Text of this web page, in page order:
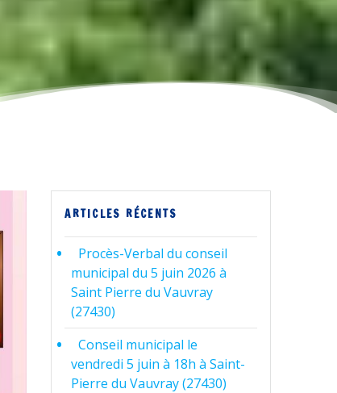
ARTICLES RÉCENTS
Procès-Verbal du conseil
municipal du 5 juin 2026 à
Saint Pierre du Vauvray
(27430)
Conseil municipal le
vendredi 5 juin à 18h à Saint-
Pierre du Vauvray (27430)